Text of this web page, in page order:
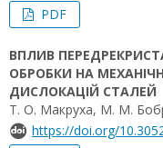
PDF
ВПЛИВ
ОБРОБКИ НА
ДИСЛОКАЦІЙ СТАЛЕЙ
Т. О. Макруха, М. М.
https://doi.org/